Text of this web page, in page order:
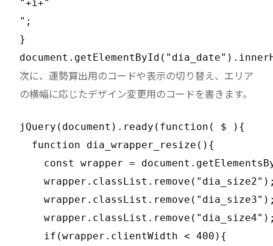
";
}
次に、運勢算出用のコードや表示の切り替え、エリア
の横幅に応じたデザイン変更用のコードを書きます。
jQuery(document).ready(function( $ ){
  function dia_wrapper_resize(){
const wrapper =
    if(wrapper.clientWidth < 400){